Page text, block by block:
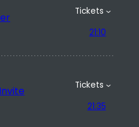
Tickets
21:10
Tickets
21:35